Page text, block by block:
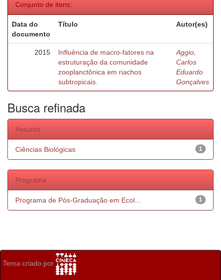
Conjunto de itens:
Data do
documento
Título Autor(es)
2015
Influência de macro-fatores na
estruturação da comunidade
zooplanctônica em riachos
subtropicais.
Aggio,
Carlos
Eduardo
Gonçalves
Busca refinada
Assunto
1
Ciências Biológicas
Programa
1
Programa de Pós-Graduação em Ecol...
Tema criado por